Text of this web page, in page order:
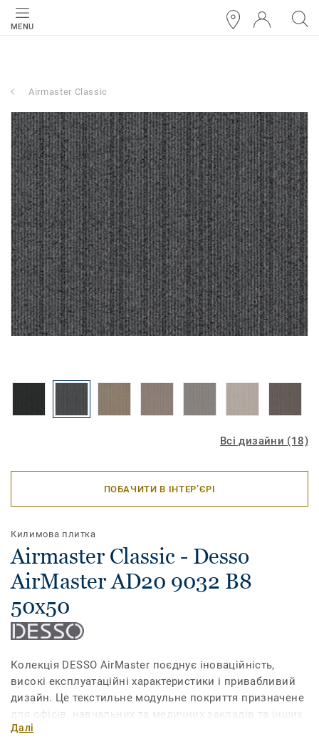
MENU
Airmaster Classic
Всі дизайни (18)
ПОБАЧИТИ В ІНТЕР’ЄРІ
Килимова плитка
Airmaster Classic - Desso
AirMaster AD20 9032 B8
50x50
Колекція DESSO AirMaster поєднує іноваційність,
високі експлуатаційні характеристики і привабливий
дизайн. Це текстильне модульне покриття призначене
для офісів, навчальних та медичних закладів та інших
громадських приміщень. Воно позитивно впливає на
Далі